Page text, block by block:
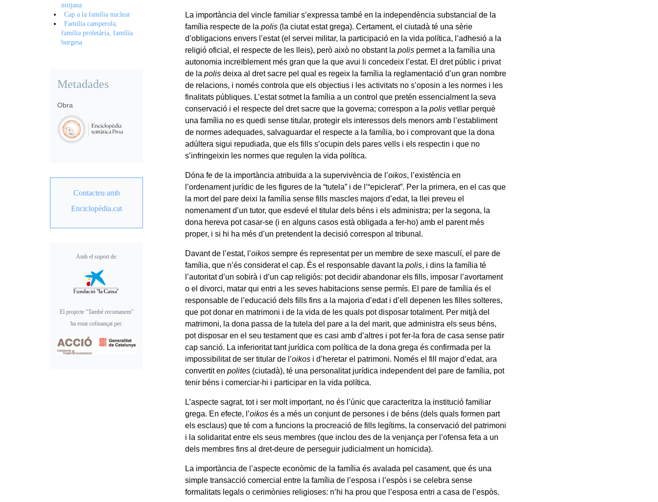
La importància del vincle familiar s’expressa també en la independència substancial de la
família respecte de lapolis (la ciutat estat grega). Certament, el ciutadà té una sèrie
d’obligacions envers l’estat (el servei militar, la participació en la vida política, l’adhesió a la
religió oficial, el respecte de les lleis), però això no obstant lapolis permet a la família una
autonomia increïblement més gran que la que avui li concedeix l’estat. El dret públic i privat
de lapolis deixa al dret sacre pel qual es regeix la família la reglamentació d’un gran nombre
de relacions, i només controla que els objectius i les activitats no s’oposin a les normes i les
finalitats públiques. L’estat sotmet la família a un control que pretén essencialment la seva
conservació i el respecte del dret sacre que la governa; correspon a lapolis vetllar perquè
una família no es quedi sense titular, protegir els interessos dels menors amb l’establiment
de normes adequades, salvaguardar el respecte a la família, bo i comprovant que la dona
adúltera sigui repudiada, que els fills s’ocupin dels pares vells i els respectin i que no
s’infringeixin les normes que regulen la vida política.
Dóna fe de la importància atribuïda a la supervivència de l’oikos, l’existència en
l’ordenament jurídic de les figures de la “tutela” i de l’“epiclerat”. Per la primera, en el cas que
la mort del pare deixi la família sense fills mascles majors d’edat, la llei preveu el
nomenament d’un tutor, que esdevé el titular dels béns i els administra; per la segona, la
dona hereva pot casar-se (i en alguns casos està obligada a fer-ho) amb el parent més
proper, i si hi ha més d’un pretendent la decisió correspon al tribunal.
Davant de l’estat, l’oikos sempre és representat per un membre de sexe masculí, el pare de
família, que n’és considerat el cap. És el responsable davant lapolis, i dins la família té
l’autoritat d’un sobirà i d’un cap religiós: pot decidir abandonar els fills, imposar l’avortament
o el divorci, matar qui entri a les seves habitacions sense permís. El pare de família és el
responsable de l’educació dels fills fins a la majoria d’edat i d’ell depenen les filles solteres,
que pot donar en matrimoni i de la vida de les quals pot disposar totalment. Per mitjà del
matrimoni, la dona passa de la tutela del pare a la del marit, que administra els seus béns,
pot disposar en el seu testament que es casi amb d’altres i pot fer-la fora de casa sense patir
cap sanció. La inferioritat tant jurídica com política de la dona grega és confirmada per la
impossibilitat de ser titular de l’oikos i d’heretar el patrimoni. Només el fill major d’edat, ara
convertit enpolites (ciutadà), té una personalitat jurídica independent del pare de família, pot
tenir béns i comerciar-hi i participar en la vida política.
L’aspecte sagrat, tot i ser molt important, no és l’únic que caracteritza la institució familiar
grega. En efecte, l’oikos és a més un conjunt de persones i de béns (dels quals formen part
els esclaus) que té com a funcions la procreació de fills legítims, la conservació del patrimoni
i la solidaritat entre els seus membres (que inclou des de la venjança per l’ofensa feta a un
dels membres fins al dret-deure de perseguir judicialment un homicida).
La importància de l’aspecte econòmic de la família és avalada pel casament, que és una
simple transacció comercial entre la família de l’esposa i l’espòs i se celebra sense
formalitats legals o cerimònies religioses: n’hi ha prou que l’esposa entri a casa de l’espòs.
mitjana
Cap a la família nuclear
Família camperola,
família proletària, família
burgesa
Metadades
Obra
Contacteu amb
Enciclopèdia.cat
Amb el suport de:
El projecte "També recomanem"
ha estat cofinançat per: